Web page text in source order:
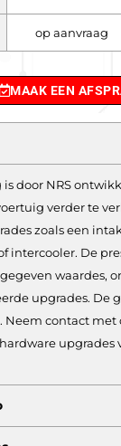
op aanvraag
MAAK EEN
door NRS
verder te
zoals een
intercooler. De
waardes,
upgrades. De
Neem contact met
upgrades